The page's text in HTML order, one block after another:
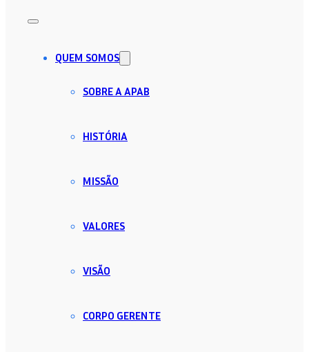
QUEM SOMOS
SOBRE A APAB
HISTÓRIA
MISSÃO
VALORES
VISÃO
CORPO GERENTE